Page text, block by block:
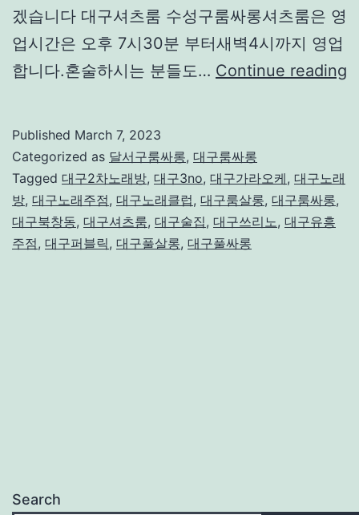
겠습니다 대구셔츠룸 수성구룸싸롱셔츠룸은 영
업시간은 오후 7시30분 부터새벽4시까지 영업
합니다.혼술하시는 분들도… Continue reading
Published March 7, 2023
Categorized as 달서구룸싸롱, 대구룸싸롱
Tagged 대구2차노래방, 대구3no, 대구가라오케, 대구노래
방, 대구노래주점, 대구노래클럽, 대구룸살롱, 대구룸싸롱,
대구북창동, 대구셔츠룸, 대구술집, 대구쓰리노, 대구유흥
주점, 대구퍼블릭, 대구풀살롱, 대구풀싸롱
Search